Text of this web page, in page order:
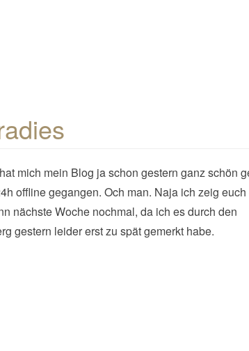
mich mein Blog ja schon gestern ganz schön
offline gegangen. Och man. Naja ich zeig euch
nächste Woche nochmal, da ich es durch den
gestern leider erst zu spät gemerkt habe.